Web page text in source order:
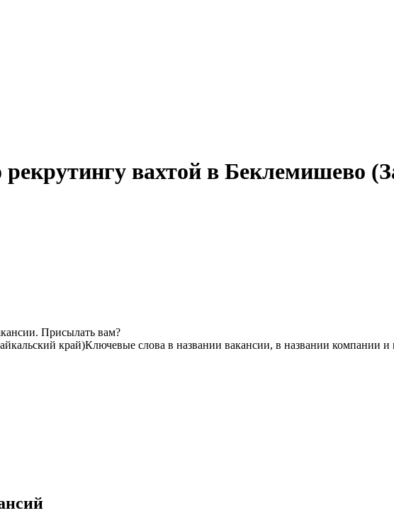
рекрутингу вахтой в Беклемишево
Присылать вам?
край)Ключевые слова в названии вакансии, в названии компании и